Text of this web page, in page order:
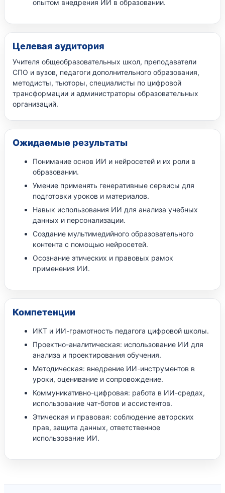
опытом внедрения ИИ в образовании.
Целевая аудитория
Учителя общеобразовательных школ, преподаватели
СПО и вузов, педагоги дополнительного образования,
методисты, тьюторы, специалисты по цифровой
трансформации и администраторы образовательных
организаций.
Ожидаемые результаты
Понимание основ ИИ и нейросетей и их роли в
образовании.
Умение применять генеративные сервисы для
подготовки уроков и материалов.
Навык использования ИИ для анализа учебных
данных и персонализации.
Создание мультимедийного образовательного
контента с помощью нейросетей.
Осознание этических и правовых рамок
применения ИИ.
Компетенции
ИКТ и ИИ-грамотность педагога цифровой школы.
Проектно-аналитическая: использование ИИ для
анализа и проектирования обучения.
Методическая: внедрение ИИ-инструментов в
уроки, оценивание и сопровождение.
Коммуникативно-цифровая: работа в ИИ-средах,
использование чат-ботов и ассистентов.
Этическая и правовая: соблюдение авторских
прав, защита данных, ответственное
использование ИИ.